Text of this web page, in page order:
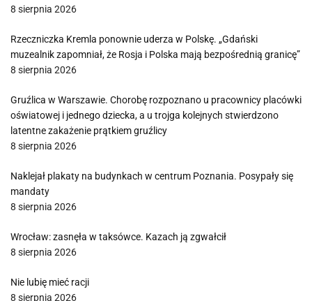
8 sierpnia 2026
Rzeczniczka Kremla ponownie uderza w Polskę. „Gdański
muzealnik zapomniał, że Rosja i Polska mają bezpośrednią granicę”
8 sierpnia 2026
Gruźlica w Warszawie. Chorobę rozpoznano u pracownicy placówki
oświatowej i jednego dziecka, a u trojga kolejnych stwierdzono
latentne zakażenie prątkiem gruźlicy
8 sierpnia 2026
Naklejał plakaty na budynkach w centrum Poznania. Posypały się
mandaty
8 sierpnia 2026
Wrocław: zasnęła w taksówce. Kazach ją zgwałcił
8 sierpnia 2026
Nie lubię mieć racji
8 sierpnia 2026